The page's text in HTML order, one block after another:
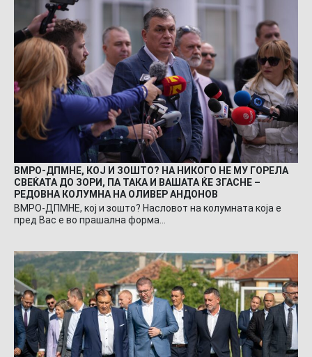
ВМРО-ДПМНЕ, КОЈ И ЗОШТО? НА НИКОГО НЕ МУ ГОРЕЛА
СВЕЌАТА ДО ЗОРИ, ПА ТАКА И ВАШАТА ЌЕ ЗГАСНЕ –
РЕДОВНА КОЛУМНА НА ОЛИВЕР АНДОНОВ
ВМРО-ДПМНЕ, кој и зошто? Насловот на колумната која е
пред Вас е во прашална форма…